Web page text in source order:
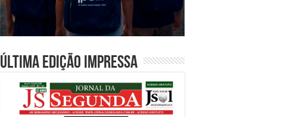
Última edição impressa